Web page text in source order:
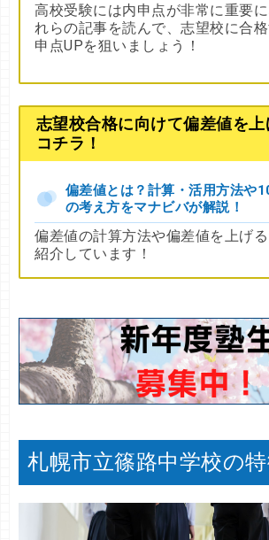
高校受験には内申点が非常に重要
れらの記事を読んで、志望校に合
申点UPを狙いましょう！
志望校合格に向けて偏差値を
コチラ！
偏差値とは？計算・活用方法や
の考え方をマナビバが解説！
偏差値の計算方法や偏差値を上げ
紹介しています！
札幌市立篠路中学校の